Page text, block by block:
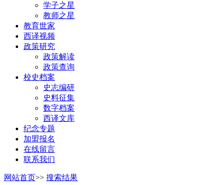
学子之星
教师之星
教育世家
西译视频
政策研究
政策解读
政策查询
校史档案
史志编研
史料征集
数字档案
西译文库
纪念专题
加盟报名
在线留言
联系我们
网站首页>> 搜索结果